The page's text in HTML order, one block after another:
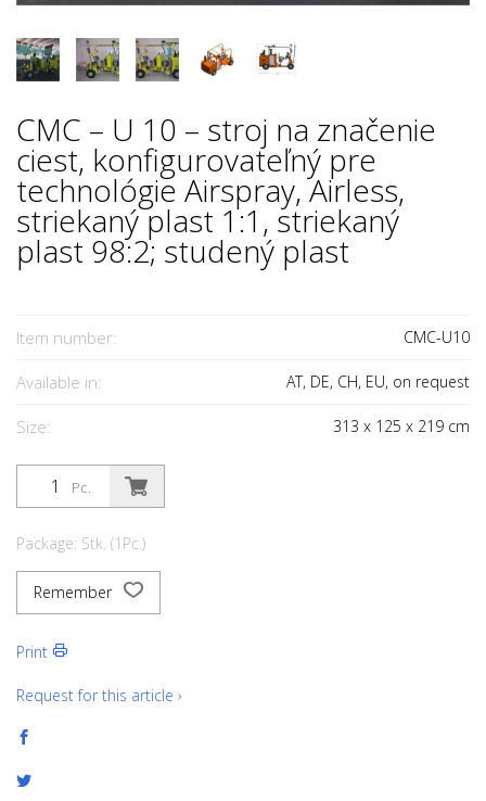
CMC – U 10 – stroj na značenie
ciest, konfigurovateľný pre
technológie Airspray, Airless,
striekaný plast 1:1, striekaný
plast 98:2; studený plast
Item number: CMC-U10
Available in: AT, DE, CH, EU, on request
Size: 313 x 125 x 219 cm
Pc.
Package: Stk. (1Pc.)
Remember
Print
Request for this article ›